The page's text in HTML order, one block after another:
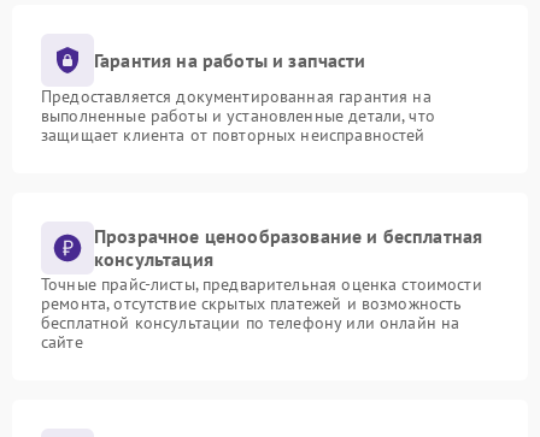
Гарантия на работы и запчасти
Предоставляется документированная гарантия на
выполненные работы и установленные детали, что
защищает клиента от повторных неисправностей
Прозрачное ценообразование и бесплатная
консультация
Точные прайс-листы, предварительная оценка стоимости
ремонта, отсутствие скрытых платежей и возможность
бесплатной консультации по телефону или онлайн на
сайте